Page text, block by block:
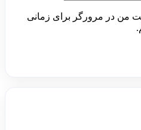
من در مرورگر برای زمانی